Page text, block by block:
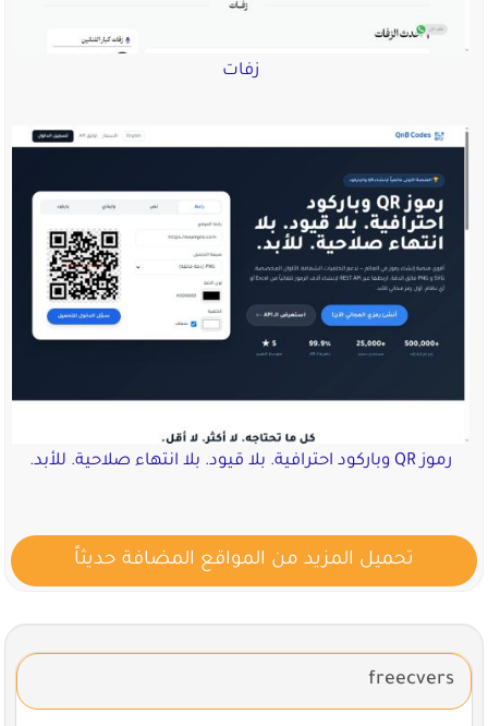
زفات
رموز QR وباركود احترافية. بلا قيود. بلا انتهاء صلاحية. للأبد.
تحميل المزيد من المواقع المضافة حديثاً
freecvers